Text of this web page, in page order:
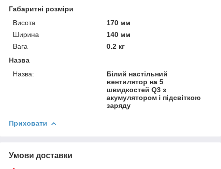
Габаритні розміри
Висота
170 мм
Ширина
140 мм
Вага
0.2 кг
Назва
Назва:
Білий настільний
вентилятор на 5
швидкостей Q3 з
акумулятором і підсвіткою
заряду
Приховати
Умови доставки